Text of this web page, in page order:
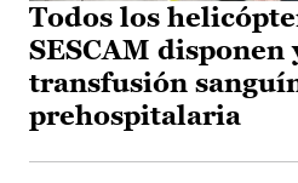
Todos los
SESCAM disponen
transfusión
prehospitalaria